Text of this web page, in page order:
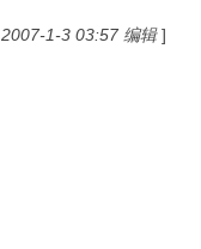
1-3 03:57 编辑]